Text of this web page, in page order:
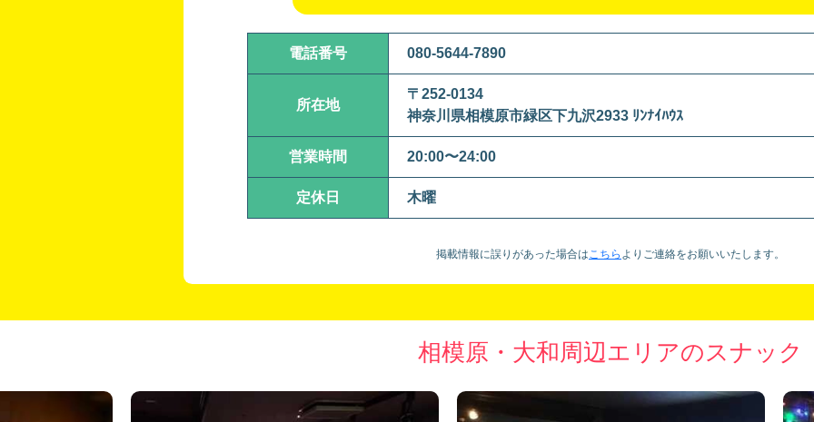
電話番号 080-5644-7890
所在地
〒252-0134
神奈川県相模原市緑区下九沢2933 ﾘﾝﾅｲﾊｳｽ
営業時間 20:00〜24:00
定休日 木曜
掲載情報に誤りがあった場合はこちら より ご連絡をお願いいたします。
相模原・大和周辺エリアのスナック